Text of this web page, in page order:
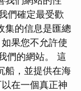
們確定最受歡
集的信息是匯總
如果您不允許使
們的網站。 這
船，並提供在海
在一個真正神